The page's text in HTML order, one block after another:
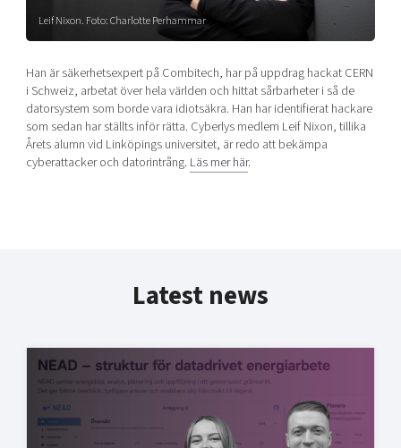
Shaping cities and regions
Bright East
East Sweden Tech Women
Reversed mentorship
Upscaling
Talent & skills
Startup & industry collaboration
Offers to boost your business
Funding opportunities
Our community of companies
Projects
Publications
Project toolbox
Our clusters
Today's lunch in Mjärdevi
Leif Nixon. Foto: Charlotte Perhammar
Han är säkerhetsexpert på Combitech, har på uppdrag hackat CERN
i Schweiz, arbetat över hela världen och hittat sårbarheter i så de
datorsystem som borde vara idiotsäkra. Han har identifierat hackare
som sedan har ställts inför rätta. Cyberlys medlem Leif Nixon, tillika
Årets alumn vid Linköpings universitet, är redo att bekämpa
cyberattacker och datorintrång. Läs mer här.
Latest news